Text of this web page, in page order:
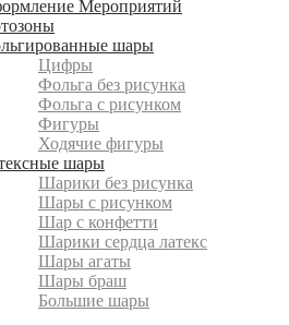
Мероприятий
шары
Цифры
Фольга без рисунка
Фольга с рисунком
Фигуры
Ходячие фигуры
шары
Шарики без рисунка
Шары с рисунком
Шар с конфетти
Шарики сердца латекс
Шары агаты
Шары браш
Большие шары